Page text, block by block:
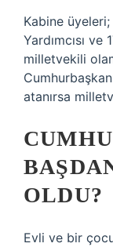
Kabine üyeleri;
Yardımcısı
milletvekili
atanırsa
OLDU?
Evli ve bir